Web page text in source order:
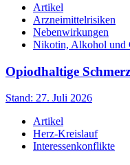
Artikel
Arzneimittelrisiken
Nebenwirkungen
Nikotin, Alkohol und
Opiodhaltige
Stand: 27. Juli 2026
Artikel
Herz-Kreislauf
Interessenkonflikte